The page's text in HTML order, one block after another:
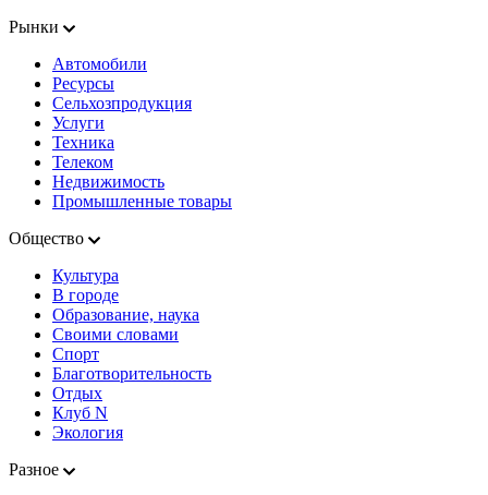
Рынки
Автомобили
Ресурсы
Сельхозпродукция
Услуги
Техника
Телеком
Недвижимость
Промышленные товары
Общество
Культура
В городе
Образование, наука
Своими словами
Спорт
Благотворительность
Отдых
Клуб N
Экология
Разное